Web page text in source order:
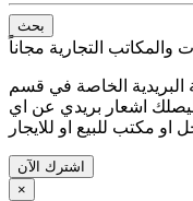
بحث
البريدية الخاصة في قسم
ليصلك اشعار بريدي عن اي
او مكتب للبيع او للايجار
اشترك الآن
×